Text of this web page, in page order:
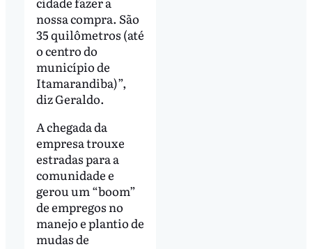
nossa compra. São
35 quilômetros (até
o centro do
município de
Itamarandiba)”,
diz Geraldo.
A chegada da
empresa trouxe
estradas para a
comunidade e
gerou um “boom”
de empregos no
manejo e plantio de
mudas de